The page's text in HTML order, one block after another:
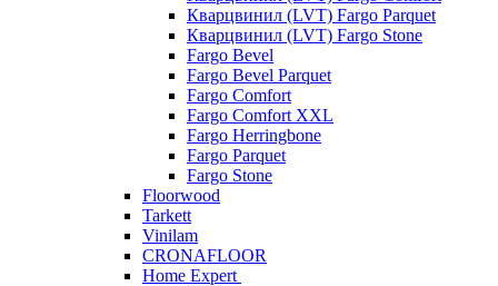
Кварцвинил (LVT) Fargo Parquet
Кварцвинил (LVT) Fargo Stone
Fargo Bevel
Fargo Bevel Parquet
Fargo Comfort
Fargo Comfort XXL
Fargo Herringbone
Fargo Parquet
Fargo Stone
Floorwood
Tarkett
Vinilam
CRONAFLOOR
Home Expert